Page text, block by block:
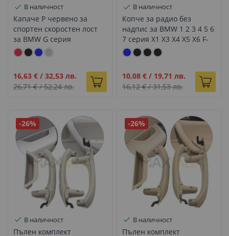
В наличност
Капаче P червено за
спортен скоростен лост
за BMW G серия
Промо
цена
16,63 € / 32,53 лв.
26,71 €/52,24 лв.
В наличност
Копче за радио без
надпис за BMW 1 2 3 4 5 6
7 серия X1 X3 X4 X5 X6 F-
серия / F10 F01 F02 F06
F07 F15
Промо
цена
10,08 € / 19,71 лв.
16,12 €/31,53 лв.
-26%
В наличност
Пълен комплект
-26%
В наличност
Пълен комплект